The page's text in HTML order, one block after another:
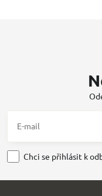
Chci se přihlásit k